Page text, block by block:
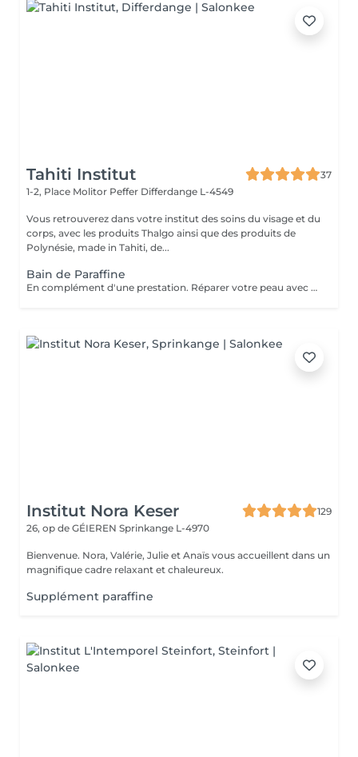
Tahiti Institut
37
1-2, Place Molitor Peffer Differdange L-4549
Vous retrouverez dans votre institut des soins du visage et du
corps, avec les produits Thalgo ainsi que des produits de
Polynésie, made in Tahiti, de...
Bain de Paraffine
En complément d'une prestation. Réparer votre peau avec une agréable chaleur qui vous enveloppe.
Institut Nora Keser
129
26, op de GÉIEREN Sprinkange L-4970
Bienvenue. Nora, Valérie, Julie et Anaïs vous accueillent dans un
magnifique cadre relaxant et chaleureux.
Supplément paraffine